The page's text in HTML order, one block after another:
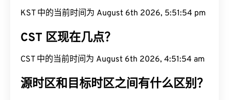
KST 中的当前时间为 August 6th 2026, 5:51:55 pm
CST 区现在几点？
CST 中的当前时间为 August 6th 2026, 4:51:55 am
源时区和目标时区之间有什么区别？